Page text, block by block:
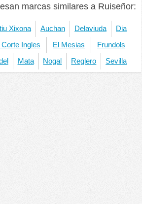
marcas similares a Ruiseñor:
Xixona Auchan Delaviuda Dia
Corte Ingles El Mesias Frundols
Mata Nogal Reglero Sevilla